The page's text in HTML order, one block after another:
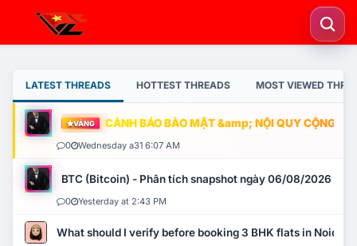
LATEST THREADS HOTTEST THREADS MOST VIEWED
VÀNG CẢNH BÁO BẢO MẬT &amp; NỘI QUY CỘNG
0 Wednesday a31 6:07 AM
BTC (Bitcoin) - Phân tích snapshot ngày 06/08/2026
0 Yesterday at 2:43 PM
What should I verify before booking 3 BHK flats in Noida?